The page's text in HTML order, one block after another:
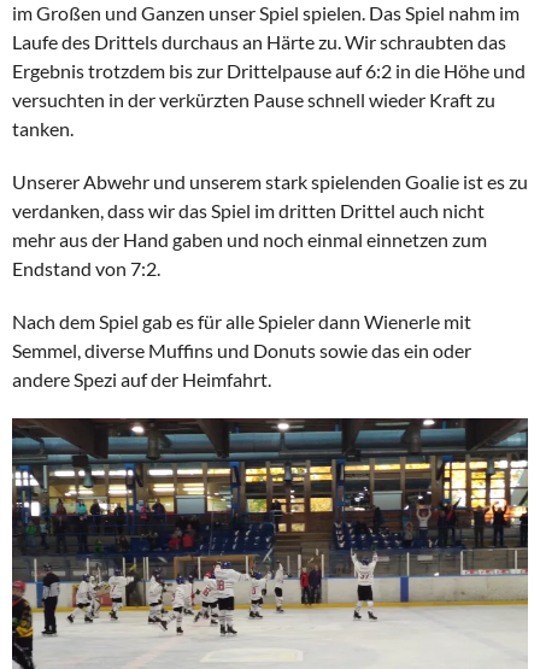
im Großen und Ganzen unser Spiel spielen. Das Spiel nahm im
Laufe des Drittels durchaus an Härte zu. Wir schraubten das
Ergebnis trotzdem bis zur Drittelpause auf 6:2 in die Höhe und
versuchten in der verkürzten Pause schnell wieder Kraft zu
tanken.
Unserer Abwehr und unserem stark spielenden Goalie ist es zu
verdanken, dass wir das Spiel im dritten Drittel auch nicht
mehr aus der Hand gaben und noch einmal einnetzen zum
Endstand von 7:2.
Nach dem Spiel gab es für alle Spieler dann Wienerle mit
Semmel, diverse Muffins und Donuts sowie das ein oder
andere Spezi auf der Heimfahrt.